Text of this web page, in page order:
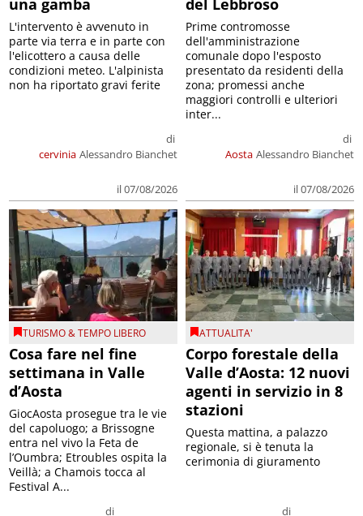
cervinia
di
Alessandro Bianchet
il 07/08/2026
L'intervento è avvenuto in
parte via terra e in parte con
l'elicottero a causa delle
condizioni meteo. L'alpinista
non ha riportato gravi ferite
Aosta
di
Alessandro Bianchet
il 07/08/2026
Prime contromosse
dell'amministrazione
comunale dopo l'esposto
presentato da residenti della
zona; promessi anche
maggiori controlli e ulteriori
inter...
TURISMO & TEMPO LIBERO
Cosa fare nel fine
settimana in Valle
d’Aosta
di
GiocAosta prosegue tra le vie
del capoluogo; a Brissogne
entra nel vivo la Feta de
l’Oumbra; Etroubles ospita la
Veillà; a Chamois tocca al
Festival A...
ATTUALITA'
Corpo forestale della
Valle d’Aosta: 12 nuovi
agenti in servizio in 8
stazioni
di
Questa mattina, a palazzo
regionale, si è tenuta la
cerimonia di giuramento